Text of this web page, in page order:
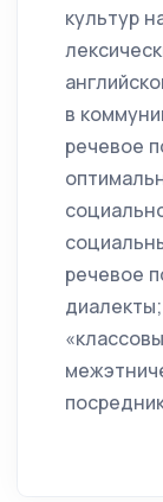
культур
в
речевое
речевое